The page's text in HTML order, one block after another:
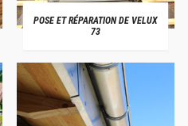
POSE ET RÉPARATION DE VELUX
73